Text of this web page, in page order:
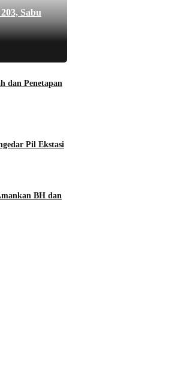
Sabu
dan Penetapan
Pil Ekstasi
BH dan